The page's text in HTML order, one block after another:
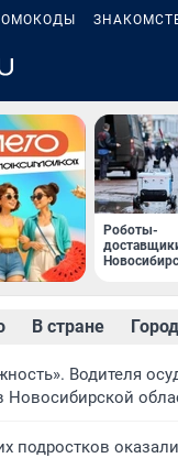
Роботы-
В стране Город
Водителя
подростков